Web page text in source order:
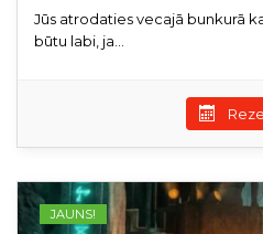
Jūs atrodaties vecajā bunkurā
būtu labi, ja...
JAUNS!